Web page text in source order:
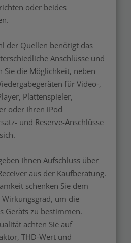
oder beides
der Quellen benötigt das
Anschlüsse und
Sie die Möglichkeit, neben
für Video-,
Plattenspieler,
oder Ihren iPod
und Reserve-Anschlüsse
Ihnen Aufschluss über
aus der Kaufberatung.
schenken Sie dem
um die
Geräts zu bestimmen.
achten Sie auf
THD-Wert und